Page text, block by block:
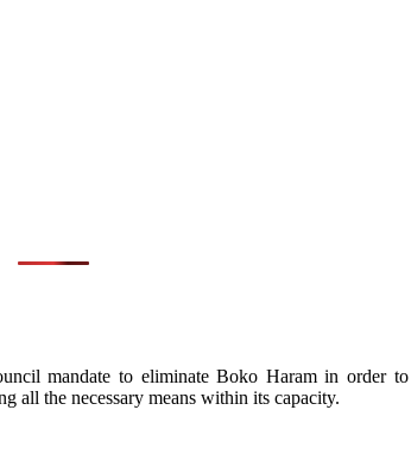
mandate to eliminate Boko Haram in order
all the necessary means within its capacity.